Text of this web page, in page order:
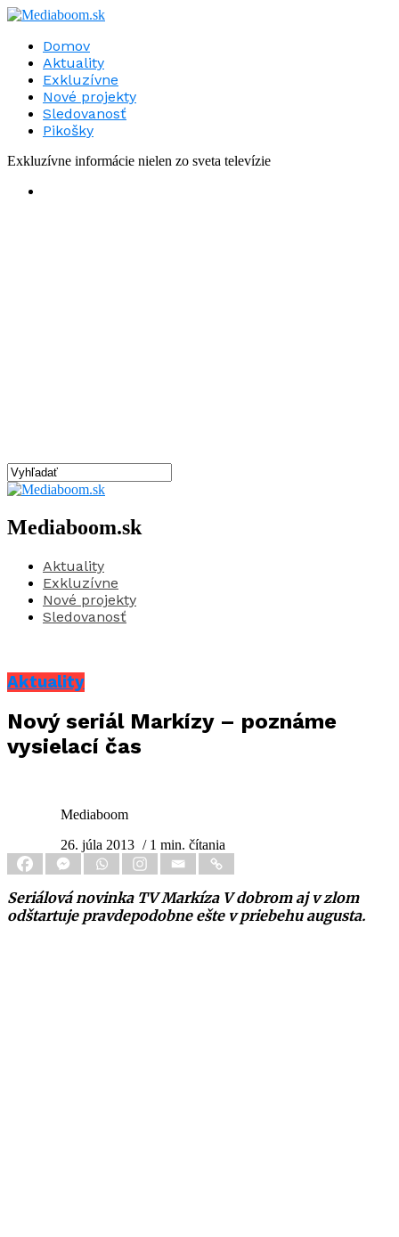
Domov
Aktuality
Exkluzívne
Nové projekty
Sledovanosť
Pikošky
Exkluzívne informácie nielen zo sveta televízie
Mediaboom.sk
Aktuality
Exkluzívne
Nové projekty
Sledovanosť
Aktuality
Nový seriál Markízy – poznáme
vysielací čas
Mediaboom
26. júla 2013 / 1 min. čítania
Seriálová novinka TV Markíza V dobrom aj v zlom
odštartuje pravdepodobne ešte v priebehu augusta.